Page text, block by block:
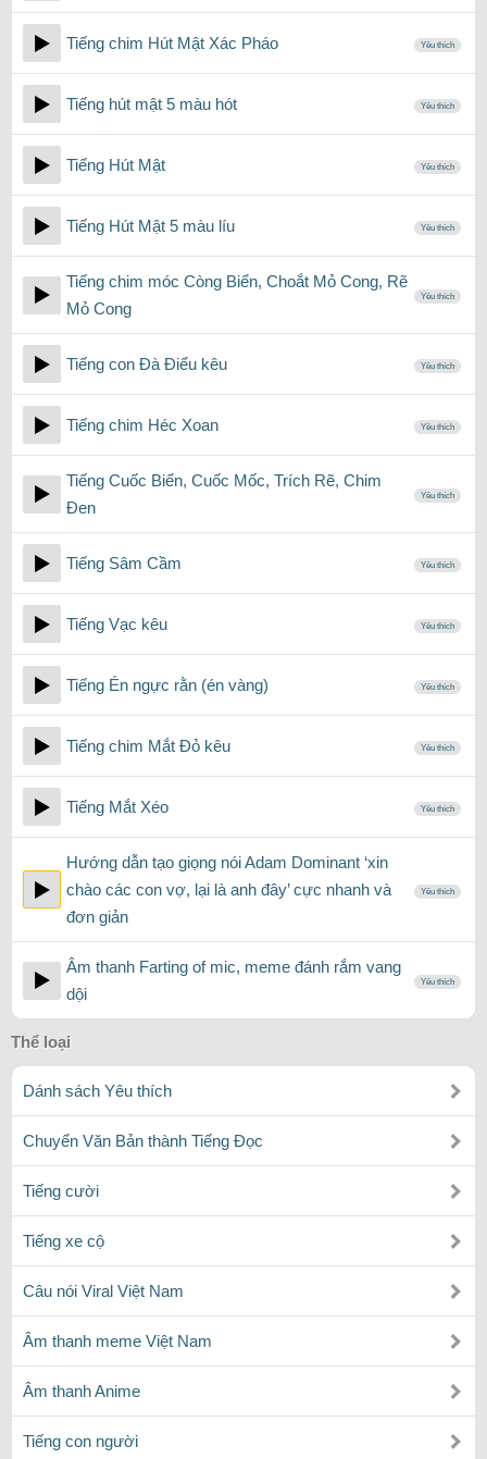
Tiếng chim Hút Mật Xác Pháo Yêu thích
Tiếng hút mật 5 màu hót Yêu thích
Tiếng Hút Mật Yêu thích
Tiếng Hút Mật 5 màu líu Yêu thích
Tiếng chim móc Còng Biển, Choắt Mỏ Cong, Rẽ
Mỏ Cong
Yêu thích
Tiếng con Đà Điểu kêu Yêu thích
Tiếng chim Héc Xoan Yêu thích
Tiếng Cuốc Biển, Cuốc Mốc, Trích Rẽ, Chim
Đen
Yêu thích
Tiếng Sâm Cầm Yêu thích
Tiếng Vạc kêu Yêu thích
Tiếng Én ngực rằn (én vàng) Yêu thích
Tiếng chim Mắt Đỏ kêu Yêu thích
Tiếng Mắt Xéo Yêu thích
Hướng dẫn tạo giọng nói Adam Dominant ‘xin
chào các con vợ, lại là anh đây’ cực nhanh và
đơn giản
Yêu thích
Âm thanh Farting of mic, meme đánh rắm vang
dội
Yêu thích
Thể loại
Dánh sách Yêu thích
Chuyển Văn Bản thành Tiếng Đọc
Tiếng cười
Tiếng xe cộ
Câu nói Viral Việt Nam
Âm thanh meme Việt Nam
Âm thanh Anime
Tiếng con người